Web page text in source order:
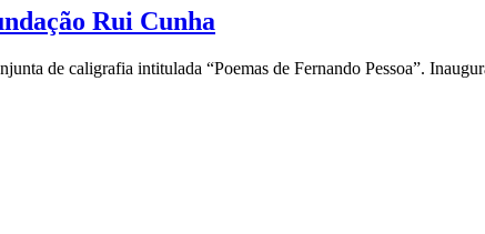
Rui Cunha
de caligrafia intitulada “Poemas de Fernando Pessoa”.